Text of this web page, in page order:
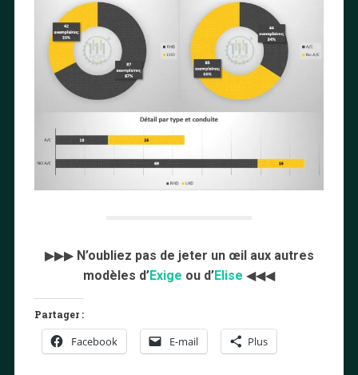
▶▶▶ N’oubliez pas de jeter un œil aux autres
modèles d’Exige ou d’Elise ◀◀◀
Partager :
Facebook E-mail Plus